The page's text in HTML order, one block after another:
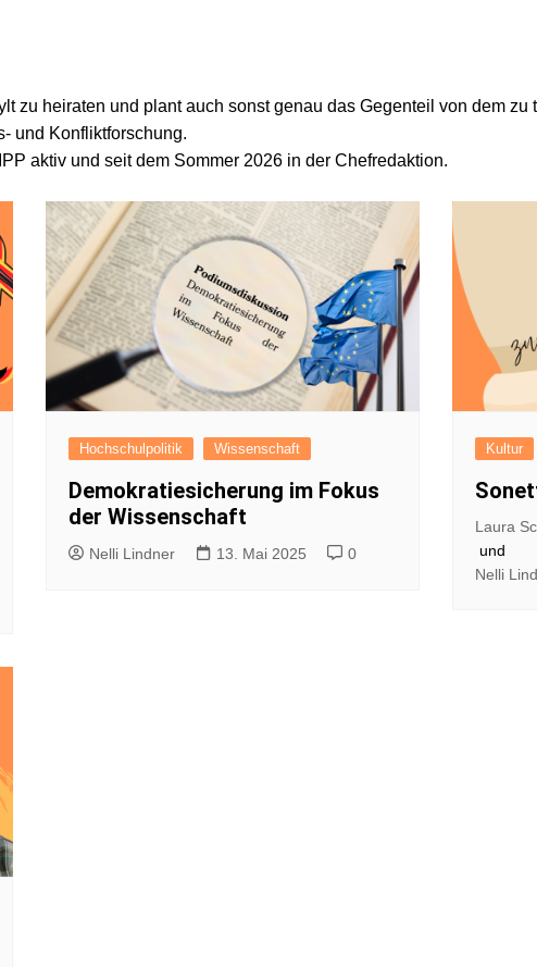
Satzung
Impressum
zu heiraten und plant auch sonst genau das Gegenteil von dem zu
und Konfliktforschung.
aktiv und seit dem Sommer 2026 in der Chefredaktion.
Hochschulpolitik Wissenschaft
Demokratiesicherung im Fokus
der Wissenschaft
Nelli Lindner 13. Mai 2025 0
Kultur
Laura
und
Nelli